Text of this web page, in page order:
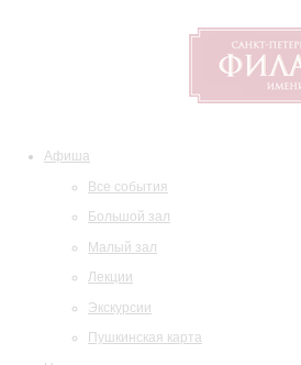
Афиша
Все события
Большой зал
Малый зал
Лекции
Экскурсии
Пушкинская карта